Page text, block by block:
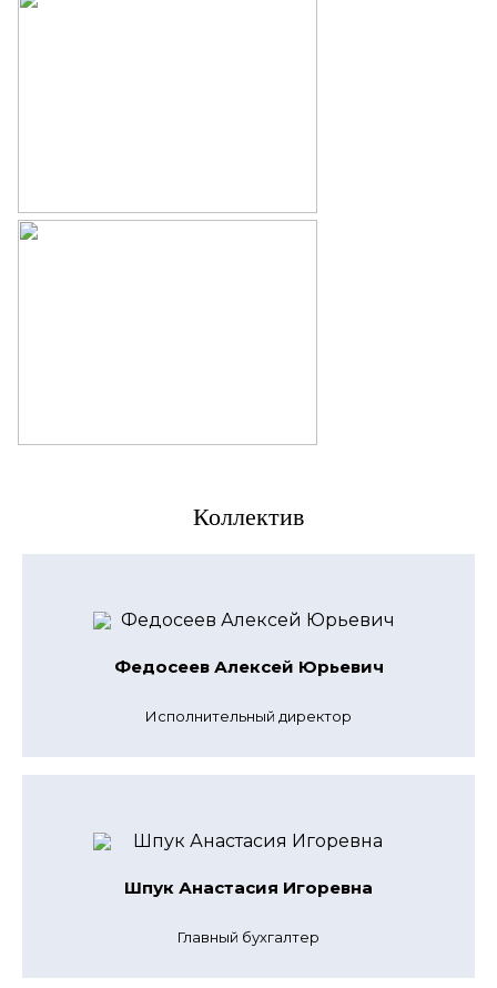
Коллектив
Федосеев Алексей Юрьевич
Исполнительный директор
Шпук Анастасия Игоревна
Главный бухгалтер